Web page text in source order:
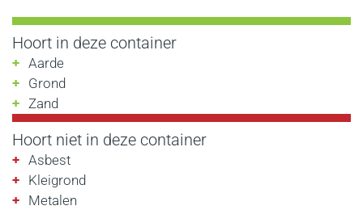
Hoort in deze container
Aarde
Grond
Zand
Hoort niet in deze container
Asbest
Kleigrond
Metalen